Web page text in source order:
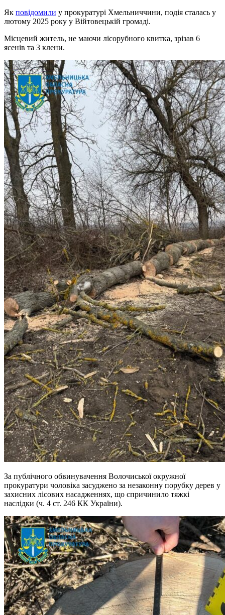
Як повідомили у прокуратурі Хмельниччини, подія сталась у
лютому 2025 року у Війтовецькій громаді.
Місцевий житель, не маючи лісорубного квитка, зрізав 6
ясенів та 3 клени.
За публічного обвинувачення Волочиської окружної
прокуратури чоловіка засуджено за незаконну порубку дерев у
захисних лісових насадженнях, що спричинило тяжкі
наслідки (ч. 4 ст. 246 КК України).